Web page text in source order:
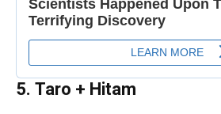
5. Taro + Hitam